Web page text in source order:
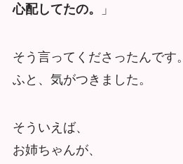
心配してたの。
」
そう言ってくださったんです。
ふと、気がつきました。
そういえば、
お姉ちゃんが、